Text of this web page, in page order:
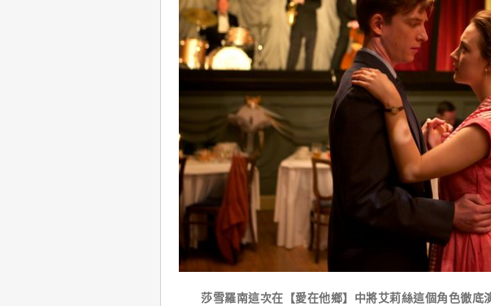
莎雪羅南這次在【愛在他鄉】中將艾莉絲這個角色徹底